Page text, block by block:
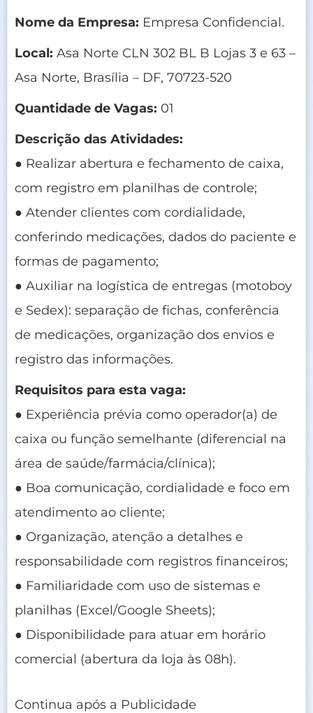
Nome da Empresa: Empresa Confidencial.
Local: Asa Norte CLN 302 BL B Lojas 3 e 63 –
Asa Norte, Brasília – DF, 70723-520
Quantidade de Vagas: 01
Descrição das Atividades:
● Realizar abertura e fechamento de caixa,
com registro em planilhas de controle;
● Atender clientes com cordialidade,
conferindo medicações, dados do paciente e
formas de pagamento;
● Auxiliar na logística de entregas (motoboy
e Sedex): separação de fichas, conferência
de medicações, organização dos envios e
registro das informações.
Requisitos para esta vaga:
● Experiência prévia como operador(a) de
caixa ou função semelhante (diferencial na
área de saúde/farmácia/clínica);
● Boa comunicação, cordialidade e foco em
atendimento ao cliente;
● Organização, atenção a detalhes e
responsabilidade com registros financeiros;
● Familiaridade com uso de sistemas e
planilhas (Excel/Google Sheets);
● Disponibilidade para atuar em horário
comercial (abertura da loja às 08h).
Continua após a Publicidade